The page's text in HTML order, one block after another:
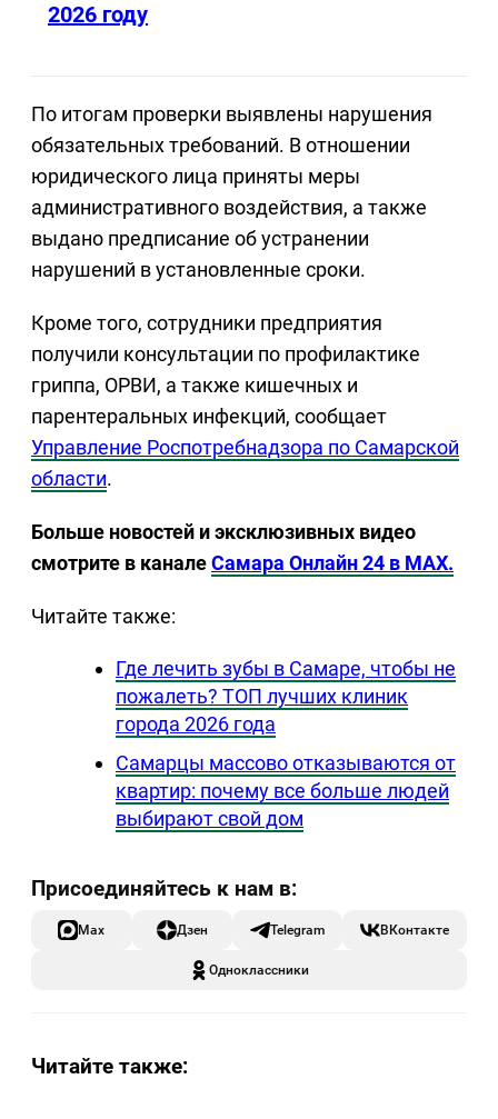
2026 году
По итогам проверки выявлены нарушения
обязательных требований. В отношении
юридического лица приняты меры
административного воздействия, а также
выдано предписание об устранении
нарушений в установленные сроки.
Кроме того, сотрудники предприятия
получили консультации по профилактике
гриппа, ОРВИ, а также кишечных и
парентеральных инфекций, сообщает
Управление Роспотребнадзора по Самарской
области.
Больше новостей и эксклюзивных видео
смотрите в каналеСамара Онлайн 24 в MAX.
Читайте также:
Где лечить зубы в Самаре, чтобы не
пожалеть? ТОП лучших клиник
города 2026 года
Самарцы массово отказываются от
квартир: почему все больше людей
выбирают свой дом
Max Дзен Telegram ВКонтакте
Одноклассники
Читайте также: